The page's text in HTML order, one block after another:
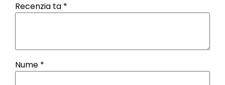
Recenzia ta *
Nume *